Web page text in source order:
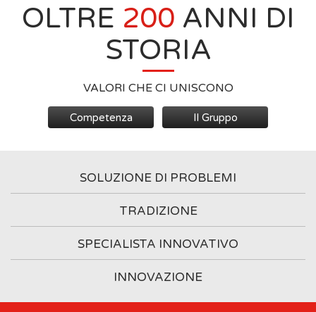
OLTRE 200 ANNI DI
STORIA
VALORI CHE CI UNISCONO
Competenza Il Gruppo
SOLUZIONE DI PROBLEMI
TRADIZIONE
SPECIALISTA INNOVATIVO
INNOVAZIONE